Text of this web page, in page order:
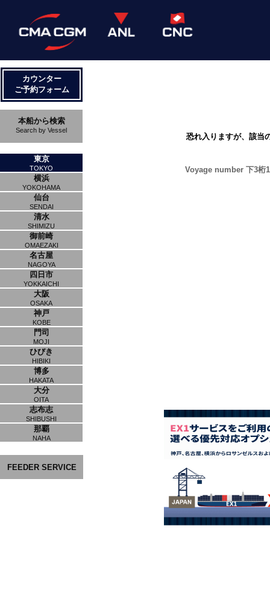
カウンター
ご予約フォーム
本船から検索
Search by Vessel
東京
TOKYO
横浜
YOKOHAMA
仙台
SENDAI
清水
SHIMIZU
御前崎
OMAEZAKI
名古屋
NAGOYA
四日市
YOKKAICHI
大阪
OSAKA
神戸
KOBE
門司
MOJI
ひびき
HIBIKI
博多
HAKATA
大分
OITA
志布志
SHIBUSHI
那覇
NAHA
FEEDER SERVICE
恐れ入りますが、該当
Voyage number 下3桁